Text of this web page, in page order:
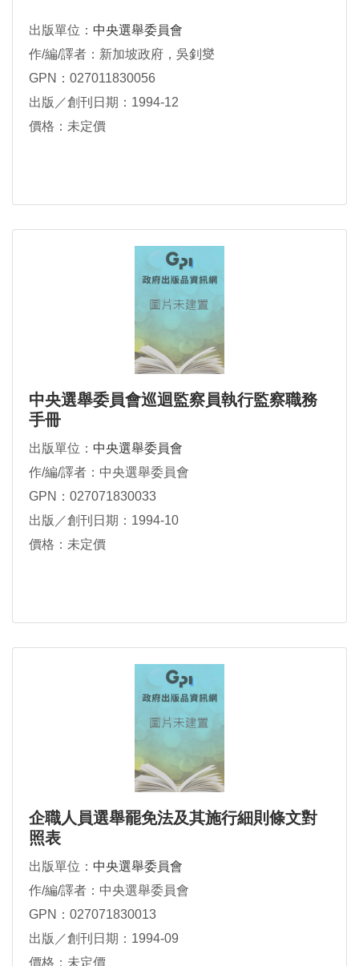
出版單位： 中央選舉委員會
作/編/譯者：新加坡政府，吳釗燮
GPN：027011830056
出版／創刊日期：1994-12
價格：未定價
中央選舉委員會巡迴監察員執行監察職務
手冊
出版單位： 中央選舉委員會
作/編/譯者：中央選舉委員會
GPN：027071830033
出版／創刊日期：1994-10
價格：未定價
企職人員選舉罷免法及其施行細則條文對
照表
出版單位： 中央選舉委員會
作/編/譯者：中央選舉委員會
GPN：027071830013
出版／創刊日期：1994-09
價格：未定價